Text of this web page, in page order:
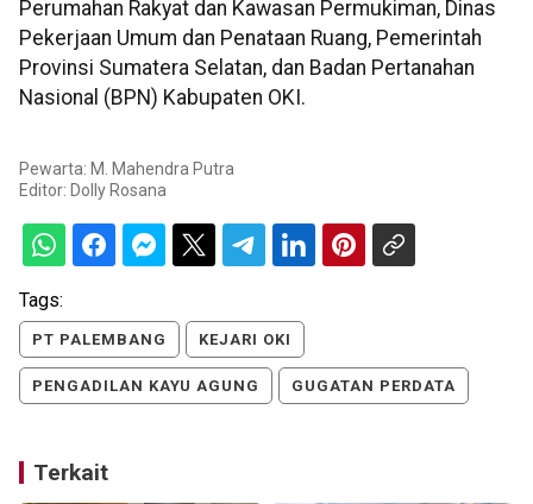
Perumahan Rakyat dan Kawasan Permukiman, Dinas
Pekerjaan Umum dan Penataan Ruang, Pemerintah
Provinsi Sumatera Selatan, dan Badan Pertanahan
Nasional (BPN) Kabupaten OKI.
Pewarta: M. Mahendra Putra
Editor: Dolly Rosana
Tags:
PT PALEMBANG KEJARI OKI
PENGADILAN KAYU AGUNG GUGATAN PERDATA
Terkait